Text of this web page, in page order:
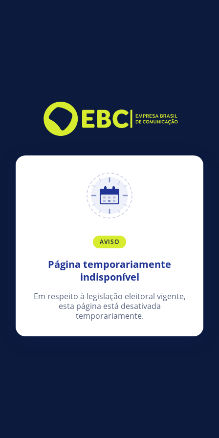
AVISO
Página temporariamente
indisponível
Em respeito à legislação eleitoral vigente,
esta página está desativada
temporariamente.